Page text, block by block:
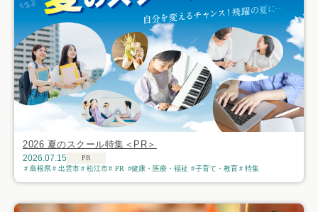
2026 夏のスクール特集＜PR＞
2026.07.15
PR
島根県
出雲市 松江市 PR 健康・医療・福祉 子育て・教育 特集